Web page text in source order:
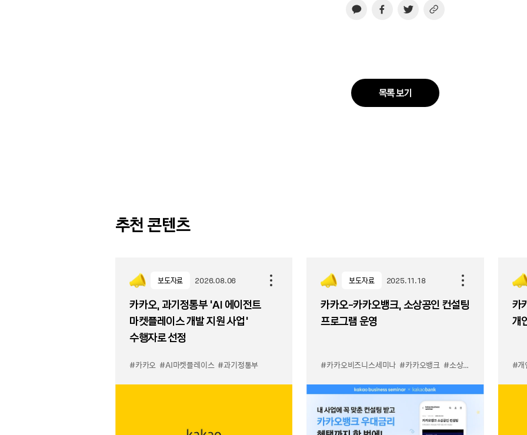
목록 보기
추천 콘텐츠
보도자료 2026.08.06
카카오, 과기정통부 ‘AI 에이전트
마켓플레이스 개발 지원 사업’
수행자로 선정
#카카오 #AI마켓플레이스 #과기정통부
보도자료 2025.11.18
카카오-카카오뱅크, 소상공인 컨설팅
프로그램 운영
#카카오비즈니스세미나 #카카오뱅크 #소상공인컨설팅프로그램
카
개
#개